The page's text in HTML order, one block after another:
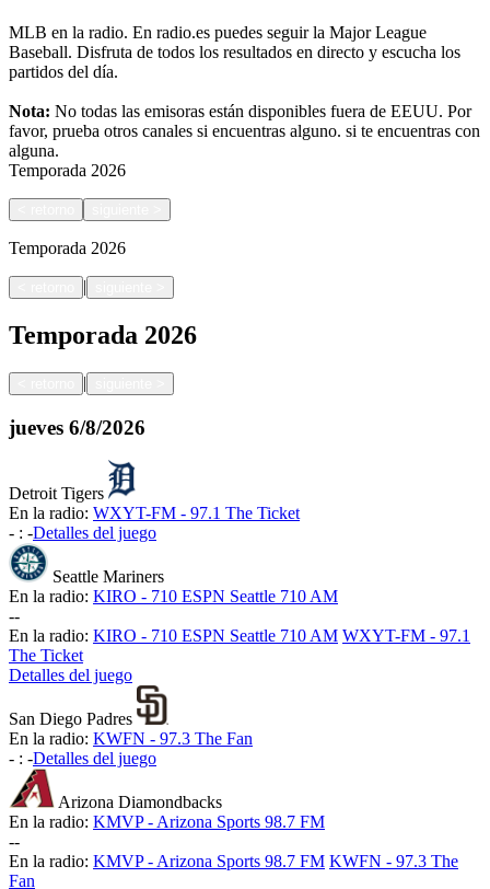
MLB en la radio. En radio.es puedes seguir la Major League
Baseball. Disfruta de todos los resultados en directo y escucha los
partidos del día.
Nota: No todas las emisoras están disponibles fuera de EEUU. Por
favor, prueba otros canales si encuentras alguno. si te encuentras con
alguna.
Temporada 2026
Temporada 2026
|
Temporada 2026
|
jueves 6/8/2026
Detroit Tigers
En la radio: WXYT-FM - 97.1 The Ticket
- : -Detalles del juego
Seattle Mariners
En la radio: KIRO - 710 ESPN Seattle 710 AM
--
En la radio: KIRO - 710 ESPN Seattle 710 AM WXYT-FM - 97.1
The Ticket
Detalles del juego
San Diego Padres
En la radio: KWFN - 97.3 The Fan
- : -Detalles del juego
Arizona Diamondbacks
En la radio: KMVP - Arizona Sports 98.7 FM
--
En la radio: KMVP - Arizona Sports 98.7 FM KWFN - 97.3 The
Fan